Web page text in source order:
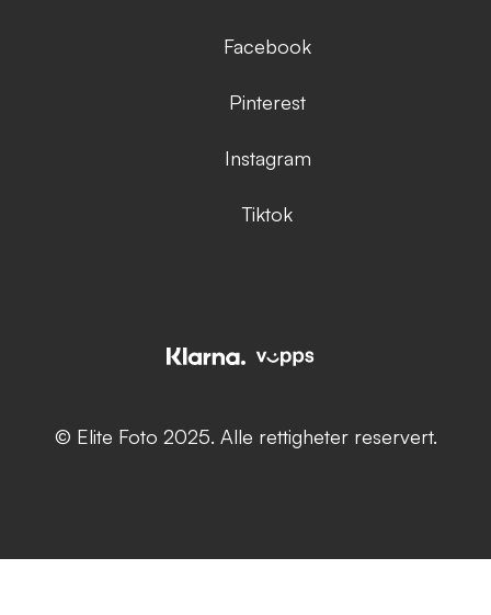
Facebook
Pinterest
Instagram
Tiktok
© Elite Foto 2025. Alle rettigheter reservert.